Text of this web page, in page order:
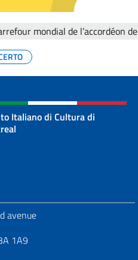
mondial de l’accordéon
Italiano di Cultura di
de pied de
avenue
1A9